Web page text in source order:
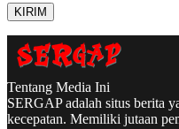
Tentang Media Ini
SERGAP adalah situs berita
kecepatan. Memiliki jutaan